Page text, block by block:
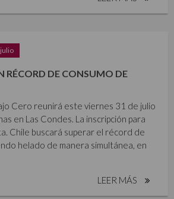
RÉCORD DE CONSUMO DE
Cero reunirá este viernes 31 de julio
en Las Condes. La inscripción para
Chile buscará superar el récord de
helado de manera simultánea, en
LEER MÁS